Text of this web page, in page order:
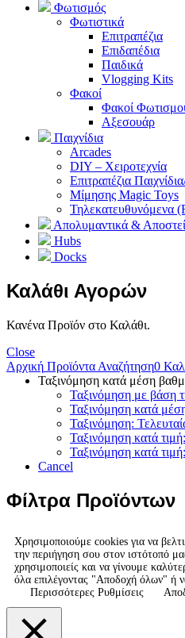
Φωτισμός
Φωτιστικά
Επιτραπέζια
Επιδαπέδια
Παιδικά
Vlogging Kits
Φακοί
Φακοί
Αξεσουάρ
Παιχνίδια
Arcades
DIY – Χειροτεχνία
Επιτραπέζια
Μίμησης Magic Toys
Τηλεκατευθυνόμενα
Απολυμαντικά &
Hubs
Docks
Καλάθι Αγορών
Κανένα Προϊόν στο Καλάθι.
Close
Αρχική Προϊόντα Αναζήτηση0
Ταξινόμηση κατά μέση
Ταξινόμηση με βάση
Ταξινόμηση κατά
Ταξινόμηση:
Ταξινόμηση κατά
Ταξινόμηση κατά
Cancel
Φίλτρα Προϊόντων
Χρησιμοποιούμε cookies για να
την περιήγηση σου στον ιστότοπό
χρησιμοποιείς και να γίνουμε
όλα επιλέγοντας "Αποδοχή όλων" ή
Περισσότερες Ρυθμίσεις